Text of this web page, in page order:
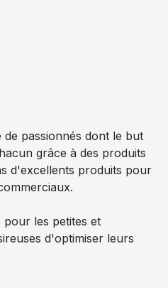
passionnés dont le but
grâce à des produits
d'excellents produits pour
les petites et
d'optimiser leurs